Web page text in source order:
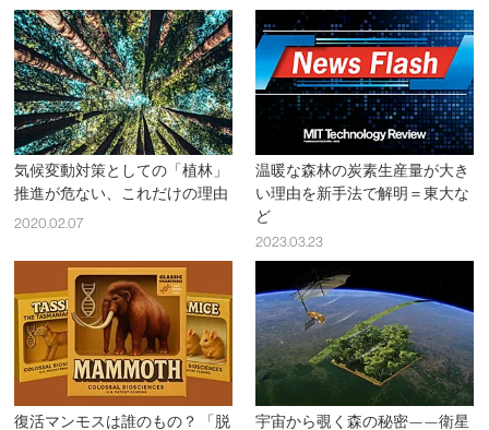
気候変動対策としての「植林」
推進が危ない、これだけの理由
2020.02.07
温暖な森林の炭素生産量が大き
い理由を新手法で解明＝東大な
ど
2023.03.23
復活マンモスは誰のもの？ 「脱
宇宙から覗く森の秘密——衛星